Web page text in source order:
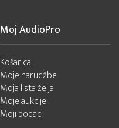
Moj AudioPro
Košarica
Moje narudžbe
Moja lista želja
Moje aukcije
Moji podaci